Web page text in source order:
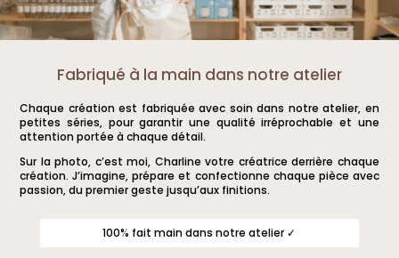
Fabriqué à la main dans notre atelier
Chaque création est fabriquée avec soin dans notre atelier, en
petites séries, pour garantir une qualité irréprochable et une
attention portée à chaque détail.
Sur la photo, c’est moi, Charline votre créatrice derrière chaque
création. J’imagine, prépare et confectionne chaque pièce avec
passion, du premier geste jusqu’aux finitions.
100% fait main dans notre atelier ✓